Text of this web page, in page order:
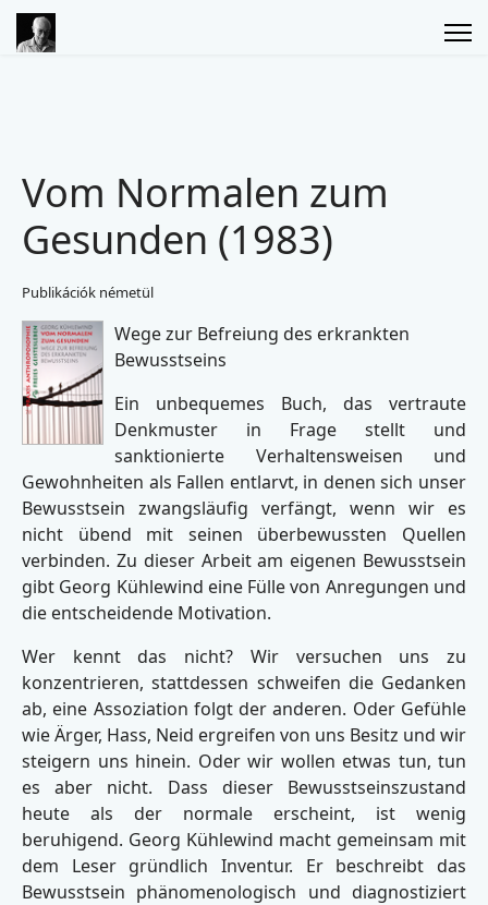
Vom Normalen zum
Gesunden (1983)
Publikációk németül
Wege zur Befreiung des erkrankten
Bewusstseins
Ein unbequemes Buch, das vertraute
Denkmuster in Frage stellt und
sanktionierte Verhaltensweisen und
Gewohnheiten als Fallen entlarvt, in denen sich unser
Bewusstsein zwangsläufig verfängt, wenn wir es
nicht übend mit seinen überbewussten Quellen
verbinden. Zu dieser Arbeit am eigenen Bewusstsein
gibt Georg Kühlewind eine Fülle von Anregungen und
die entscheidende Motivation.
Wer kennt das nicht? Wir versuchen uns zu
konzentrieren, stattdessen schweifen die Gedanken
ab, eine Assoziation folgt der anderen. Oder Gefühle
wie Ärger, Hass, Neid ergreifen von uns Besitz und wir
steigern uns hinein. Oder wir wollen etwas tun, tun
es aber nicht. Dass dieser Bewusstseinszustand
heute als der normale erscheint, ist wenig
beruhigend. Georg Kühlewind macht gemeinsam mit
dem Leser gründlich Inventur. Er beschreibt das
Bewusstsein phänomenologisch und diagnostiziert